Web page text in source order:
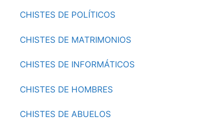
CHISTES DE POLÍTICOS
CHISTES DE MATRIMONIOS
CHISTES DE INFORMÁTICOS
CHISTES DE HOMBRES
CHISTES DE ABUELOS